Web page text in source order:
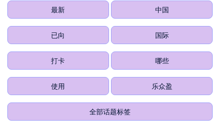
最新 中国
已向 国际
打卡 哪些
使用 乐众盈
全部话题标签